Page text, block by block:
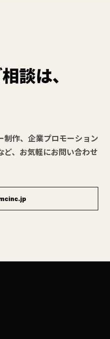
談は、
制作、企業プロモーション
、お気軽にお問い合わせ